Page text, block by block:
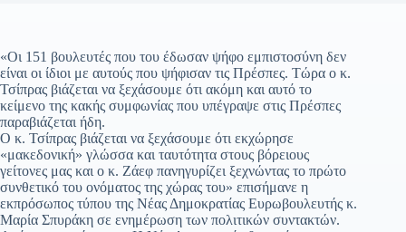
«Οι 151 βουλευτές που του έδωσαν ψήφο εμπιστοσύνη δεν
είναι οι ίδιοι με αυτούς που ψήφισαν τις Πρέσπες. Τώρα ο κ.
Τσίπρας βιάζεται να ξεχάσουμε ότι ακόμη και αυτό το
κείμενο της κακής συμφωνίας που υπέγραψε στις Πρέσπες
παραβιάζεται ήδη.
Ο κ. Τσίπρας βιάζεται να ξεχάσουμε ότι εκχώρησε
«μακεδονική» γλώσσα και ταυτότητα στους βόρειους
γείτονες μας και ο κ. Ζάεφ πανηγυρίζει ξεχνώντας το πρώτο
συνθετικό του ονόματος της χώρας του» επισήμανε η
εκπρόσωπος τύπου της Νέας Δημοκρατίας Ευρωβουλευτής κ.
Μαρία Σπυράκη σε ενημέρωση των πολιτικών συντακτών.